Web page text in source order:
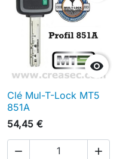

Clé Mul-T-Lock MT5
851A
54,45 €
 